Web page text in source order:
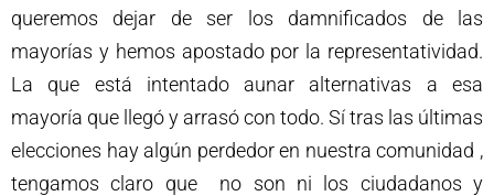
queremos dejar de ser los damnificados de las
mayorías y hemos apostado por la representatividad.
La que está intentado aunar alternativas a esa
mayoría que llegó y arrasó con todo. Sí tras las últimas
elecciones hay algún perdedor en nuestra comunidad ,
tengamos claro que no son ni los ciudadanos y